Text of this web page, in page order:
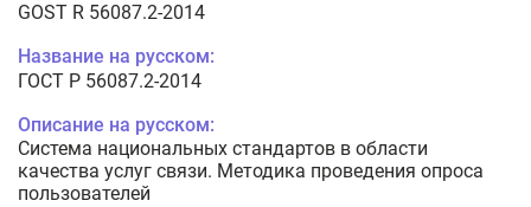
GOST R 56087.2-2014
Название на русском:
ГОСТ Р 56087.2-2014
Описание на русском:
Система национальных стандартов в области
качества услуг связи. Методика проведения опроса
пользователей